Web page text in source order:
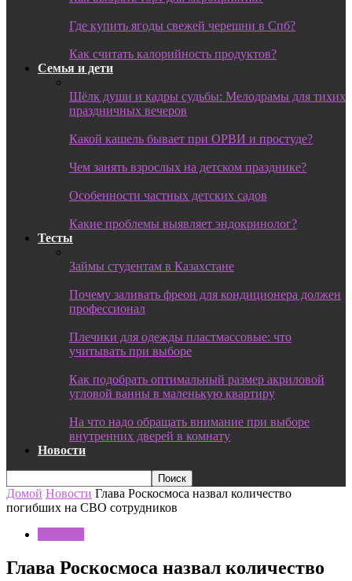
Где купить ягоды свежей черешни в Спб?
Как считать калорийность продуктов?
Семья и дети
Шёлк души и кадры судьбы: Мелодрамы для тихих
праздничных вечеров
Какой кашель бывает при ОРВИ и простуде?
Чем занять взрослых на детском празднике?
Особенности частных детских садов
Какие проблемы выявляет эндокринолог?
Тесты
Займы студентам в Казахстане
Почему заливать фреон для кондиционера должен
профессионал
Плечики для одежды пластмассовые: что
учитывать при выборе
Как подобрать оптимальный размер акриловой
угловой ванны в маленькую квартиру
На что надо обращать внимание при выборе
внутренних дверей в комнату
Новости
Домой Новости Глава Роскосмоса назвал количество
погибших на СВО сотрудников
Глава Роскосмоса назвал количество